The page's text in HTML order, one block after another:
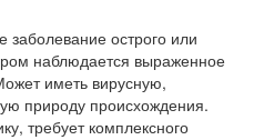
заболевание острого или
наблюдается выраженное
иметь вирусную,
природу происхождения.
требует комплексного